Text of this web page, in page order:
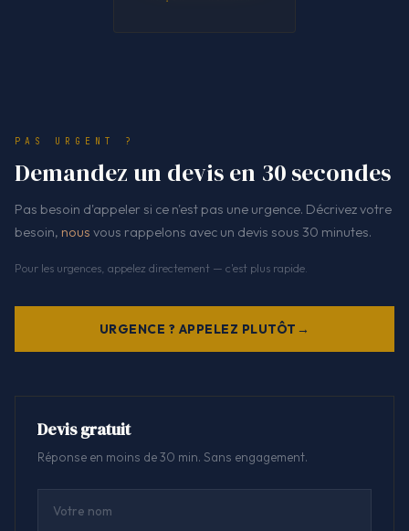
PAS URGENT ?
Demandez un devis en 30 secondes
Pas besoin d'appeler si ce n'est pas une urgence. Décrivez votre
besoin, nous vous rappelons avec un devis sous 30 minutes.
Pour les urgences, appelez directement — c'est plus rapide.
URGENCE ? APPELEZ PLUTÔT
Devis gratuit
Réponse en moins de 30 min. Sans engagement.